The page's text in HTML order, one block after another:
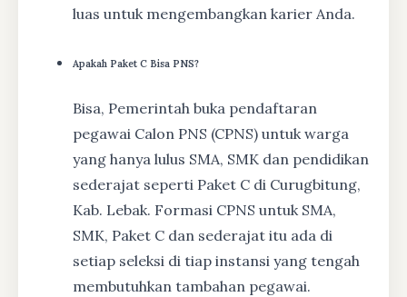
luas untuk mengembangkan karier Anda.
Apakah Paket C Bisa PNS?
Bisa, Pemerintah buka pendaftaran
pegawai Calon PNS (CPNS) untuk warga
yang hanya lulus SMA, SMK dan pendidikan
sederajat seperti Paket C di Curugbitung,
Kab. Lebak. Formasi CPNS untuk SMA,
SMK, Paket C dan sederajat itu ada di
setiap seleksi di tiap instansi yang tengah
membutuhkan tambahan pegawai.